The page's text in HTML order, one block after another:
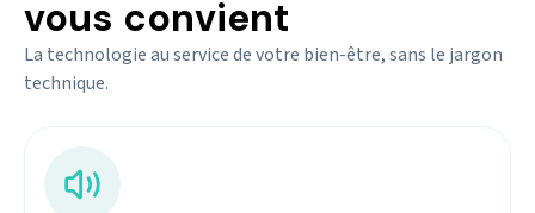
vous convient
La technologie au service de votre bien-être, sans le jargon
technique.